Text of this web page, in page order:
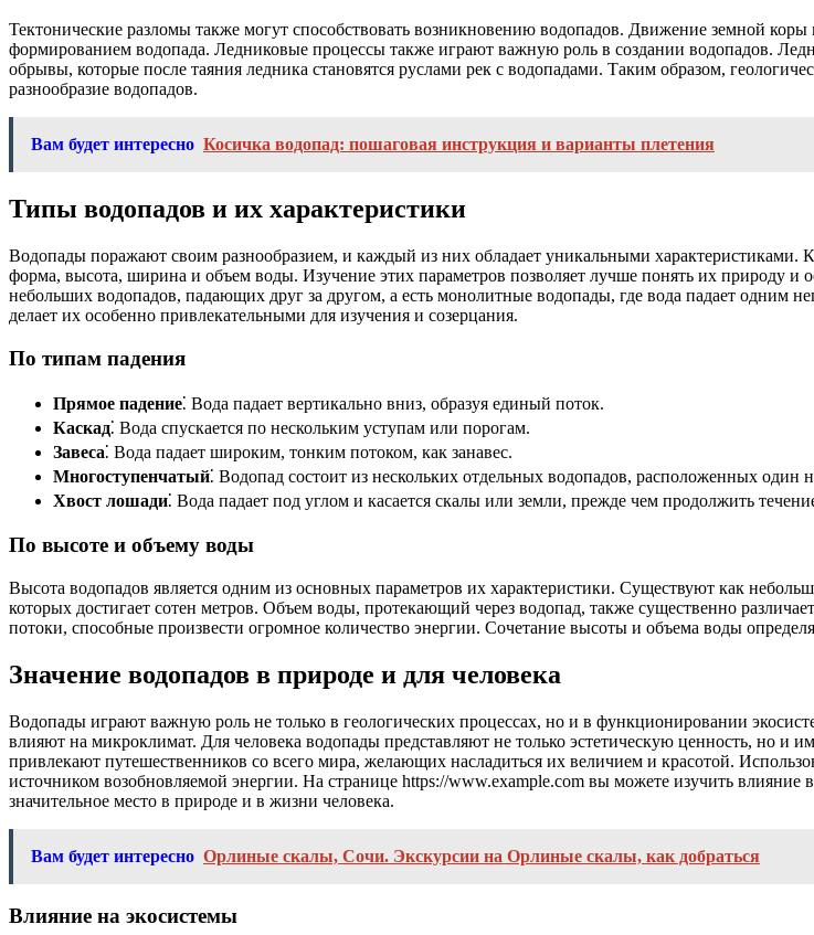
Тектонические разломы также могут способствовать возникновению водопадов. Движение земной
формированием водопада. Ледниковые процессы также играют важную роль в создании водопадов.
обрывы, которые после таяния ледника становятся руслами рек с водопадами. Таким образом,
разнообразие водопадов.
Вам будет интересно Косичка водопад: пошаговая инструкция и варианты плетения
Типы водопадов и их характеристики
Водопады поражают своим разнообразием, и каждый из них обладает уникальными характеристиками.
форма, высота, ширина и объем воды. Изучение этих параметров позволяет лучше понять их природу
небольших водопадов, падающих друг за другом, а есть монолитные водопады, где вода падает одним
делает их особенно привлекательными для изучения и созерцания.
По типам падения
Прямое падение⁚ Вода падает вертикально вниз, образуя единый поток.
Каскад⁚ Вода спускается по нескольким уступам или порогам.
Завеса⁚ Вода падает широким, тонким потоком, как занавес.
Многоступенчатый⁚ Водопад состоит из нескольких отдельных водопадов, расположенных один
Хвост лошади⁚ Вода падает под углом и касается скалы или земли, прежде чем продолжить
По высоте и объему воды
Высота водопадов является одним из основных параметров их характеристики. Существуют как
которых достигает сотен метров. Объем воды, протекающий через водопад, также существенно
потоки, способные произвести огромное количество энергии. Сочетание высоты и объема воды
Значение водопадов в природе и для человека
Водопады играют важную роль не только в геологических процессах, но и в функционировании
влияют на микроклимат. Для человека водопады представляют не только эстетическую ценность, но и
привлекают путешественников со всего мира, желающих насладиться их величием и красотой.
источником возобновляемой энергии. На странице https://www.example.com вы можете изучить
значительное место в природе и в жизни человека.
Вам будет интересно Орлиные скалы, Сочи. Экскурсии на Орлиные скалы, как добраться
Влияние на экосистемы